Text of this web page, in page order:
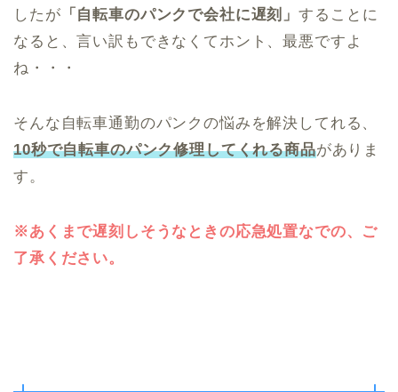
したが 「自転車のパンクで会社に遅刻」することに
なると、言い訳もできなくてホント、最悪ですよ
ね・・・
そんな自転車通勤のパンクの悩みを解決してれる、
10秒で自転車のパンク修理してくれる商品がありま
す。
※あくまで遅刻しそうなときの応急処置なでの、ご
了承ください。